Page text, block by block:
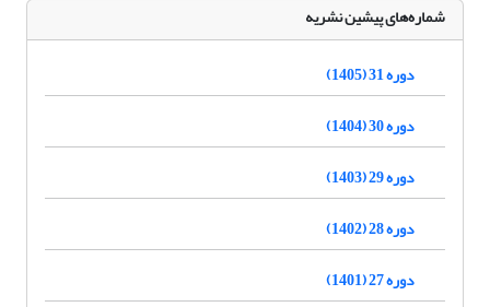
شماره‌های پیشین نشریه
دوره 31 (1405)
دوره 30 (1404)
دوره 29 (1403)
دوره 28 (1402)
دوره 27 (1401)